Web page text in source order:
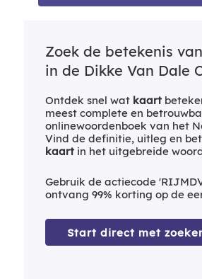
Zoek de betekenis van
in de Dikke Van Dale
Ontdek snel wat kaart
meest complete en
onlinewoordenboek van het
Vind de definitie, uitleg en
kaartin het uitgebreide
Gebruik de actiecode
ontvang 99% korting op de
Start direct met